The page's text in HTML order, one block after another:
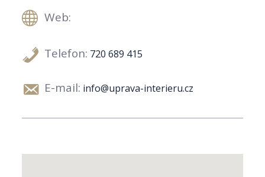
Web:
Telefon: 720 689 415
E-mail: info@uprava-interieru.cz